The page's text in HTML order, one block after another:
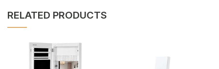
RELATED PRODUCTS